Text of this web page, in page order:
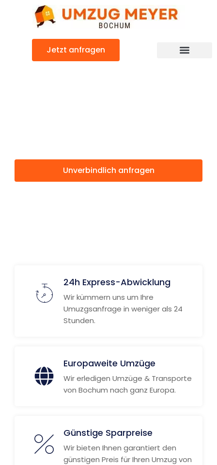
Jetzt anfragen
Unverbindlich anfragen
24h Express-Abwicklung
Wir kümmern uns um Ihre
Umuzgsanfrage in weniger als 24
Stunden.
Europaweite Umzüge
Wir erledigen Umzüge & Transporte
von Bochum nach ganz Europa.
Günstige Sparpreise
Wir bieten Ihnen garantiert den
günstigen Preis für Ihren Umzug von